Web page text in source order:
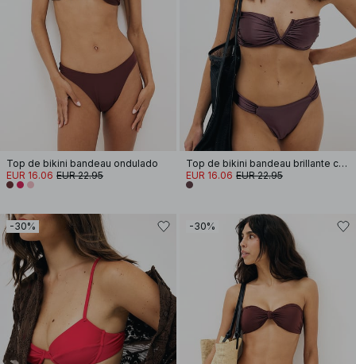
Top de bikini bandeau ondulado
EUR 16.06 EUR 22.95
Top de bikini bandeau brillante con aro en V
EUR 16.06 EUR 22.95
-30% -30%